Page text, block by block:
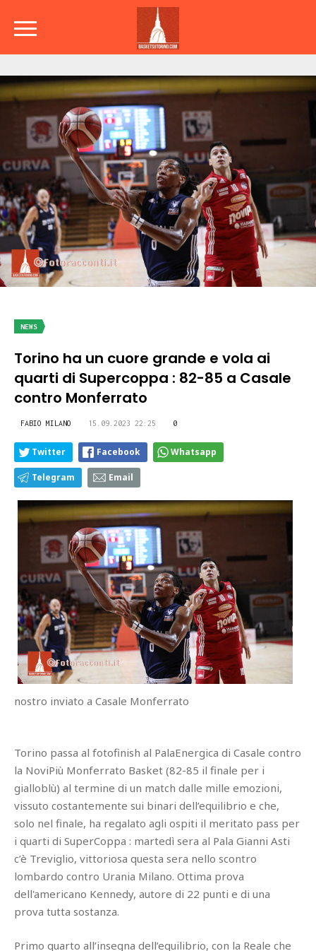
NEWS
Torino ha un cuore grande e vola ai
quarti di Supercoppa : 82-85 a Casale
contro Monferrato
FABIO MILANO 15.09.2023 22:25 0
Twitter Facebook Whatsapp
Telegram Email
nostro inviato a Casale Monferrato
Torino passa al fotofinish al PalaEnergica di Casale contro
la NoviPiù Monferrato Basket (82-85 il finale per i
gialloblù) al termine di un match dalle mille emozioni,
vissuto costantemente sui binari dell’equilibrio e che,
solo nel finale, ha regalato agli ospiti il meritato pass per
i quarti di SuperCoppa : martedì sera al Pala Gianni Asti
c’è Treviglio, vittoriosa questa sera nello scontro
lombardo contro Urania Milano. Ottima prova
dell'americano Kennedy, autore di 22 punti e di una
prova tutta sostanza.
Primo quarto all’insegna dell’equilibrio, con la Reale che